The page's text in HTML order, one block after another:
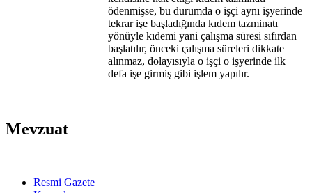
ödenmişse, bu durumda o işçi aynı işyerinde
tekrar işe başladığında kıdem tazminatı
yönüyle kıdemi yani çalışma süresi sıfırdan
başlatılır, önceki çalışma süreleri dikkate
alınmaz, dolayısıyla o işçi o işyerinde ilk
defa işe girmiş gibi işlem yapılır.
Mevzuat
Resmi Gazete